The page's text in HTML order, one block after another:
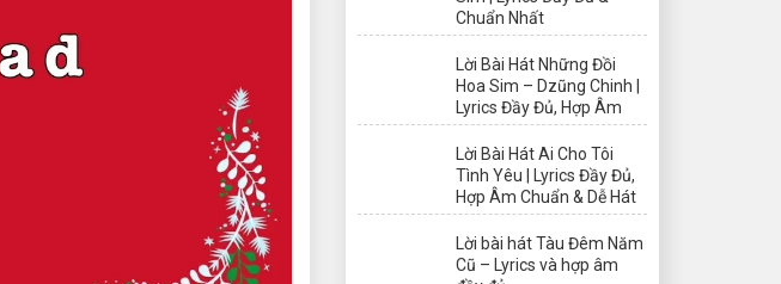
Chuẩn Nhất
Lời Bài Hát Những Đồi
Hoa Sim – Dzũng Chinh |
Lyrics Đầy Đủ, Hợp Âm
Lời Bài Hát Ai Cho Tôi
Tình Yêu | Lyrics Đầy Đủ,
Hợp Âm Chuẩn & Dễ Hát
Lời bài hát Tàu Đêm Năm
Cũ – Lyrics và hợp âm